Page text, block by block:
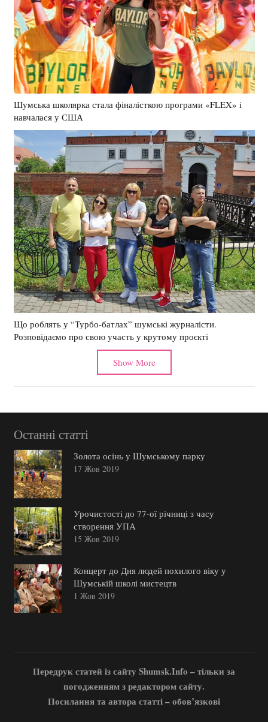
Шумська школярка стала фіналісткою програми «FLEX» і
навчалася у США
Що роблять у “Турбо-батлах” шумські журналісти.
Розповідаємо про свою участь у крутому проєкті
Show More
Останні статті
Золота осінь у Шумському парку
17 Жов 2019
Урочистості до 77-ої річниці з часу
створення УПА
15 Жов 2019
Концерт до Дня людей похилого віку у
Шумській школі мистецтв
1 Жов 2019
Передрук статей із сайту Shumsk.Info – тільки за
погодженням з редактором сайту.
Посилання та автора статті – обов’язкові